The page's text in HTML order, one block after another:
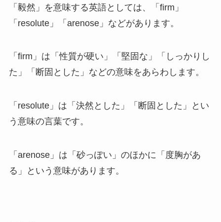
「毅然」を意味する英語としては、「firm」
「resolute」「arenose」などがあります。
「firm」は「性質が硬い」「堅固な」「しっかりし
た」「断固とした」などの意味をあらわします。
「resolute」は「決然とした」「断固とした」とい
う意味の言葉です。
「arenose」は「砂っぽい」のほかに「度胸があ
る」という意味があります。